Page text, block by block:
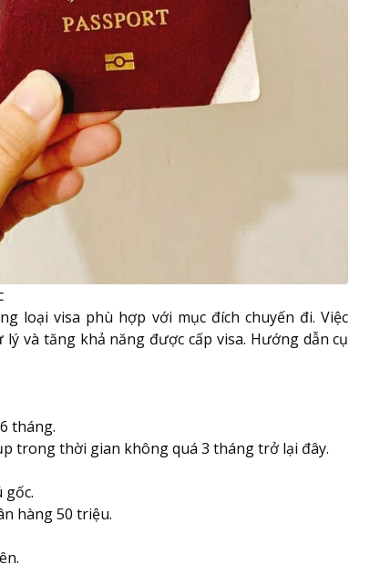
loại visa phù hợp với mục đích chuyến đi. Việc
và tăng khả năng được cấp visa. Hướng dẫn cụ
tháng.
trong thời gian không quá 3 tháng trở lại đây.
gốc.
hàng 50 triệu.